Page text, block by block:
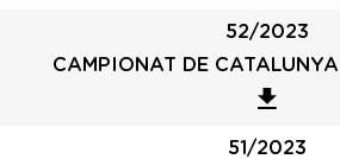
52/2023
CAMPIONAT DE
51/2023